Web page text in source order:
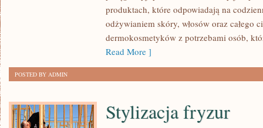
produktach, które odpowiadają na
odżywianiem skóry, włosów oraz całego
dermokosmetyków z potrzebami osób,
Read More ]
POSTED BY ADMIN
Stylizacja fryzur